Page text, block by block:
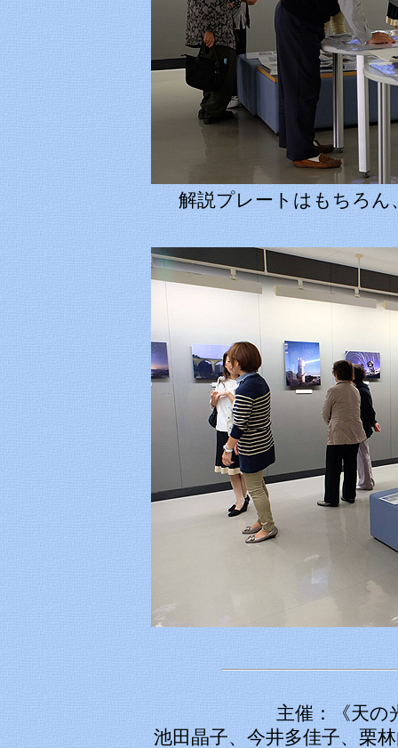
解説プレートはもちろん
主催：《天の
池田晶子、今井多佳子、栗